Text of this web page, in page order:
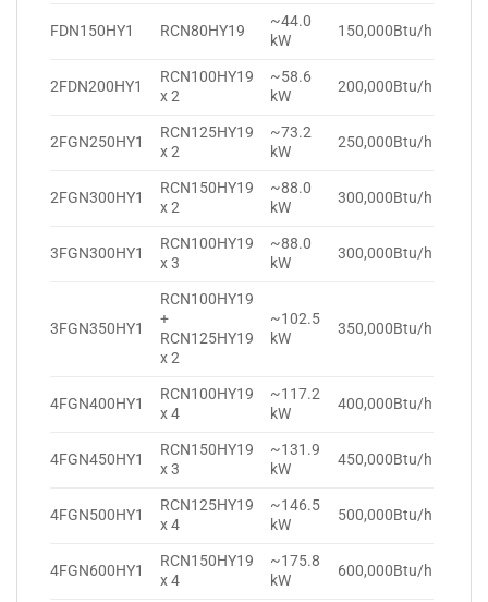
FDN150HY1 RCN80HY19
~44.0
kW
150,000Btu/h
2FDN200HY1
RCN100HY19
x 2
~58.6
kW
200,000Btu/h
2FGN250HY1
RCN125HY19
x 2
~73.2
kW
250,000Btu/h
2FGN300HY1
RCN150HY19
x 2
~88.0
kW
300,000Btu/h
3FGN300HY1
RCN100HY19
x 3
~88.0
kW
300,000Btu/h
3FGN350HY1
RCN100HY19
+
RCN125HY19
x 2
~102.5
kW
350,000Btu/h
4FGN400HY1
RCN100HY19
x 4
~117.2
kW
400,000Btu/h
4FGN450HY1
RCN150HY19
x 3
~131.9
kW
450,000Btu/h
4FGN500HY1
RCN125HY19
x 4
~146.5
kW
500,000Btu/h
4FGN600HY1
RCN150HY19
x 4
~175.8
kW
600,000Btu/h